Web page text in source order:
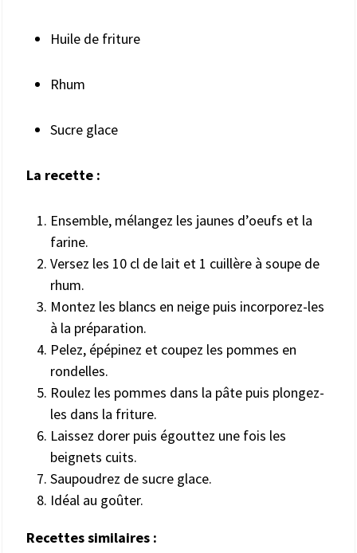
Huile de friture
Rhum
Sucre glace
La recette :
Ensemble, mélangez les jaunes d’oeufs et la
farine.
Versez les 10 cl de lait et 1 cuillère à soupe de
rhum.
Montez les blancs en neige puis incorporez-les
à la préparation.
Pelez, épépinez et coupez les pommes en
rondelles.
Roulez les pommes dans la pâte puis plongez-
les dans la friture.
Laissez dorer puis égouttez une fois les
beignets cuits.
Saupoudrez de sucre glace.
Idéal au goûter.
Recettes similaires :